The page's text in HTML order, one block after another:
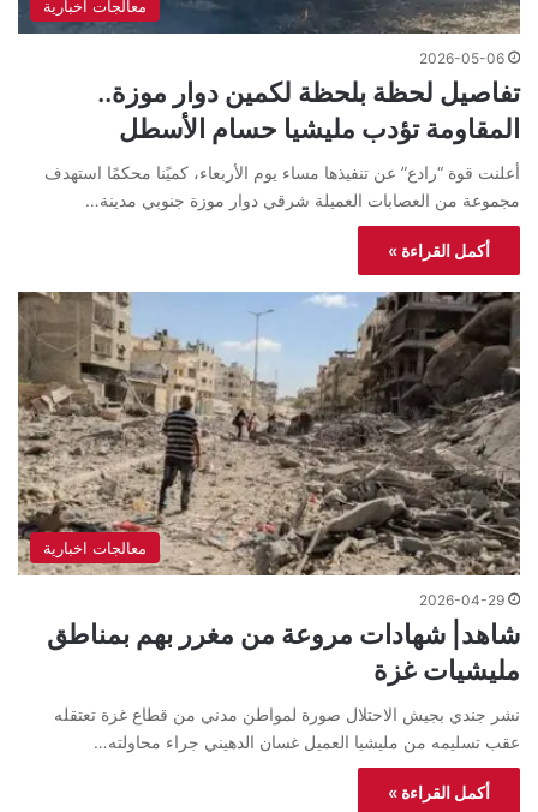
معالجات اخبارية
2026-05-06
تفاصيل لحظة بلحظة لكمين دوار موزة..
المقاومة تؤدب مليشيا حسام الأسطل
أعلنت قوة “رادع” عن تنفيذها مساء يوم الأربعاء، كميًنا محكمًا استهدف
مجموعة من العصابات العميلة شرقي دوار موزة جنوبي مدينة…
أكمل القراءة »
معالجات اخبارية
2026-04-29
شاهد| شهادات مروعة من مغرر بهم بمناطق
مليشيات غزة
نشر جندي بجيش الاحتلال صورة لمواطن مدني من قطاع غزة تعتقله
عقب تسليمه من مليشيا العميل غسان الدهيني جراء محاولته…
أكمل القراءة »